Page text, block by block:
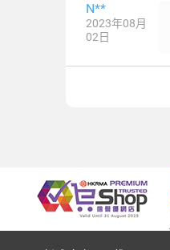
N**
2023年08月
02日